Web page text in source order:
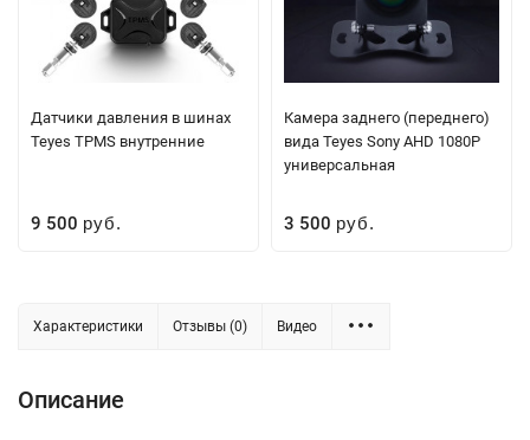
Датчики давления в шинах
Teyes TPMS внутренние
9 500 руб.
Камера заднего (переднего)
вида Teyes Sony AHD 1080P
универсальная
3 500 руб.
Характеристики Отзывы (0) Видео
Описание